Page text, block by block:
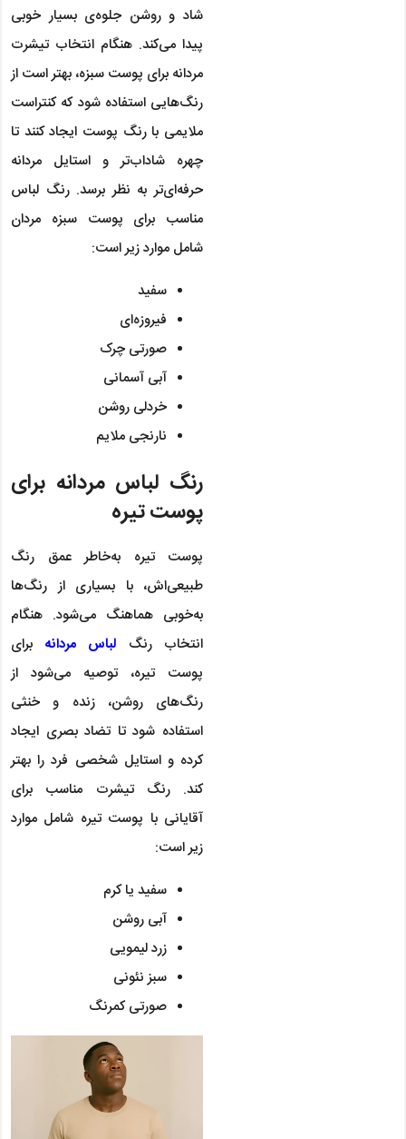
شاد و روشن جلوه‌ی بسیار خوبی
پیدا می‌کند. هنگام انتخاب تیشرت
مردانه برای پوست سبزه، بهتر است از
رنگ‌هایی استفاده شود که کنتراست
ملایمی با رنگ پوست ایجاد کنند تا
چهره شاداب‌تر و استایل مردانه
حرفه‌ای‌تر به نظر برسد. رنگ لباس
مناسب برای پوست سبزه مردان
شامل موارد زیر است:
سفید
فیروزه‌ای
صورتی چرک
آبی آسمانی
خردلی روشن
نارنجی ملایم
رنگ لباس مردانه برای
پوست تیره
پوست تیره به‌خاطر عمق رنگ
طبیعی‌اش، با بسیاری از رنگ‌ها
به‌خوبی هماهنگ می‌شود. هنگام
انتخاب رنگ لباس مردانه برای
پوست تیره، توصیه می‌شود از
رنگ‌های روشن، زنده و خنثی
استفاده شود تا تضاد بصری ایجاد
کرده و استایل شخصی فرد را بهتر
کند. رنگ تیشرت مناسب برای
آقایانی با پوست تیره شامل موارد
زیر است:
سفید یا کرم
آبی روشن
زرد لیمویی
سبز نئونی
صورتی کمرنگ